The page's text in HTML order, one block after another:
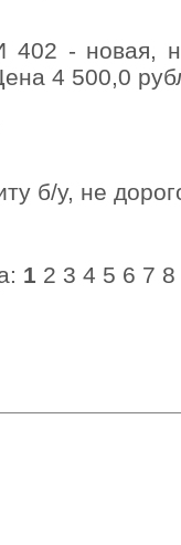
402 - новая,
4 500,0
б/у, не
1 2 3 4 5 6 7 8